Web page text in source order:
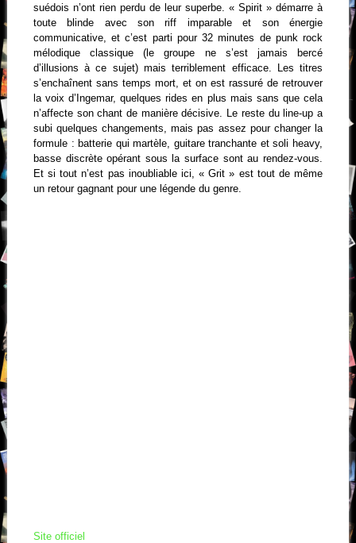
suédois n’ont rien perdu de leur superbe. « Spirit » démarre à
toute blinde avec son riff imparable et son énergie
communicative, et c’est parti pour 32 minutes de punk rock
mélodique classique (le groupe ne s’est jamais bercé
d’illusions à ce sujet) mais terriblement efficace. Les titres
s’enchaînent sans temps mort, et on est rassuré de retrouver
la voix d’Ingemar, quelques rides en plus mais sans que cela
n’affecte son chant de manière décisive. Le reste du line-up a
subi quelques changements, mais pas assez pour changer la
formule : batterie qui martèle, guitare tranchante et soli heavy,
basse discrète opérant sous la surface sont au rendez-vous.
Et si tout n’est pas inoubliable ici, « Grit » est tout de même
un retour gagnant pour une légende du genre.
Site officiel